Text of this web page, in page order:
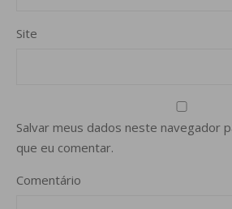
Site
Salvar meus dados neste navegador
que eu comentar.
Comentário